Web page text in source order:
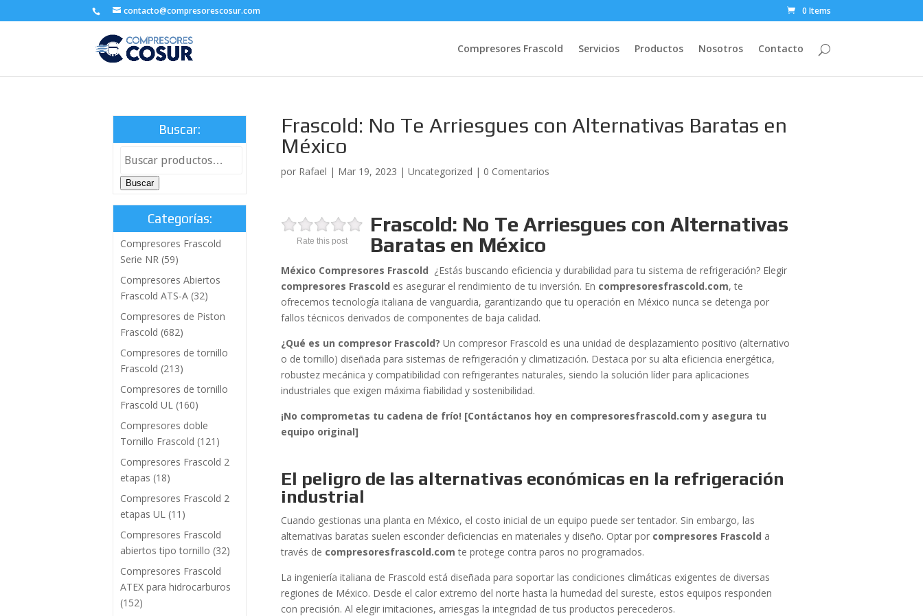
contacto@compresorescosur.com 0 Items
Compresores Frascold Servicios Productos Nosotros Contacto
Frascold: No Te Arriesgues con Alternativas Baratas en
México
por Rafael | Mar 19, 2023 |Uncategorized | 0 Comentarios
Rate this post
Frascold: No Te Arriesgues con Alternativas
Baratas en México
México Compresores Frascold ¿Estás buscando eficiencia y durabilidad para tu sistema de refrigeración? Elegir
compresores Frascold es asegurar el rendimiento de tu inversión. En compresoresfrascold.com, te
ofrecemos tecnología italiana de vanguardia, garantizando que tu operación en México nunca se detenga por
fallos técnicos derivados de componentes de baja calidad.
¿Qué es un compresor Frascold? Un compresor Frascold es una unidad de desplazamiento positivo (alternativo
o de tornillo) diseñada para sistemas de refrigeración y climatización. Destaca por su alta eficiencia energética,
robustez mecánica y compatibilidad con refrigerantes naturales, siendo la solución líder para aplicaciones
industriales que exigen máxima fiabilidad y sostenibilidad.
¡No comprometas tu cadena de frío! [Contáctanos hoy en compresoresfrascold.com y asegura tu
equipo original]
El peligro de las alternativas económicas en la refrigeración
industrial
Cuando gestionas una planta en México, el costo inicial de un equipo puede ser tentador. Sin embargo, las
alternativas baratas suelen esconder deficiencias en materiales y diseño. Optar por compresores Frascold a
través de compresoresfrascold.com te protege contra paros no programados.
La ingeniería italiana de Frascold está diseñada para soportar las condiciones climáticas exigentes de diversas
regiones de México. Desde el calor extremo del norte hasta la humedad del sureste, estos equipos responden
con precisión. Al elegir imitaciones, arriesgas la integridad de tus productos perecederos.
Buscar:
Buscar
Categorías:
Compresores Frascold
Serie NR (59)
Compresores Abiertos
Frascold ATS-A (32)
Compresores de Piston
Frascold (682)
Compresores de tornillo
Frascold (213)
Compresores de tornillo
Frascold UL (160)
Compresores doble
Tornillo Frascold (121)
Compresores Frascold 2
etapas (18)
Compresores Frascold 2
etapas UL (11)
Compresores Frascold
abiertos tipo tornillo (32)
Compresores Frascold
ATEX para hidrocarburos
(152)